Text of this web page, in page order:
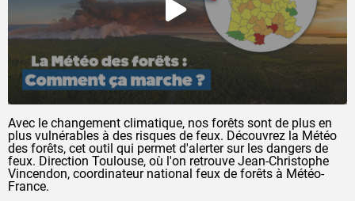
Avec le changement climatique, nos forêts sont de plus en
plus vulnérables à des risques de feux. Découvrez la Météo
des forêts, cet outil qui permet d'alerter sur les dangers de
feux. Direction Toulouse, où l'on retrouve Jean-Christophe
Vincendon, coordinateur national feux de forêts à Météo-
France.